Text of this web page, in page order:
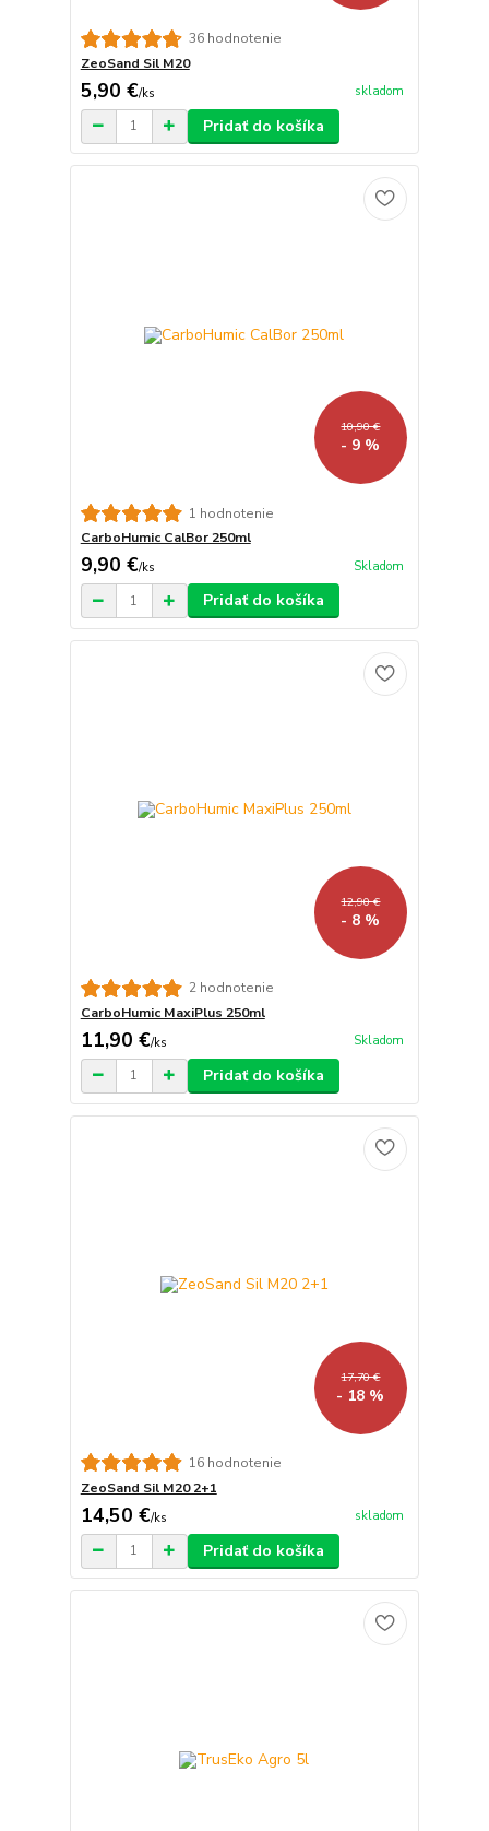
36 hodnotenie
ZeoSand Sil M20
5,90 €/ks skladom
Pridať do košíka
10,90 €
- 9 %
1 hodnotenie
CarboHumic CalBor 250ml
9,90 €/ks Skladom
Pridať do košíka
12,90 €
- 8 %
2 hodnotenie
CarboHumic MaxiPlus 250ml
11,90 €/ks Skladom
Pridať do košíka
17,70 €
- 18 %
16 hodnotenie
ZeoSand Sil M20 2+1
14,50 €/ks skladom
Pridať do košíka